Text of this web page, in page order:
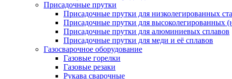
Присадочные прутки
Присадочные прутки для низколегированных
Присадочные прутки для высоколегированных
Присадочные прутки для алюминиевых сплавов
Присадочные прутки для меди и её сплавов
Газосварочное оборудование
Газовые горелки
Газовые резаки
Рукава сварочные